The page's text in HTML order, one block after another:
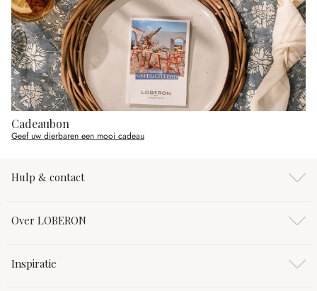
Cadeaubon
Geef uw dierbaren een mooi cadeau
Hulp & contact
Over LOBERON
Inspiratie